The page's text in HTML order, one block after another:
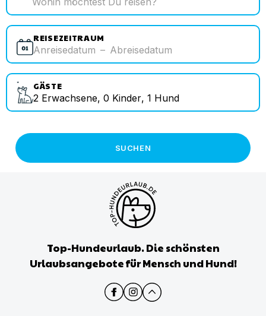
REISEZEITRAUM
Anreisedatum – Abreisedatum
GÄSTE
2 Erwachsene, 0 Kinder, 1 Hund
SUCHEN
Top-Hundeurlaub. Die schönsten
Urlaubsangebote für Mensch und Hund!